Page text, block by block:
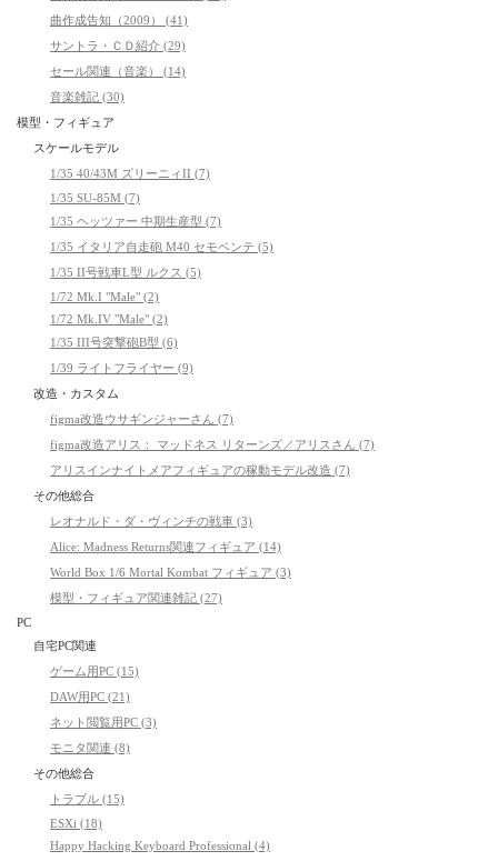
曲作成告知（2009） (41)
サントラ・ＣＤ紹介 (29)
セール関連（音楽） (14)
音楽雑記 (30)
模型・フィギュア
スケールモデル
1/35 40/43M ズリーニィII (7)
1/35 SU-85M (7)
1/35 ヘッツァー 中期生産型 (7)
1/35 イタリア自走砲 M40 セモベンテ (5)
1/35 II号戦車L型 ルクス (5)
1/72 Mk.I "Male" (2)
1/72 Mk.IV "Male" (2)
1/35 III号突撃砲B型 (6)
1/39 ライトフライヤー (9)
改造・カスタム
figma改造ウサギンジャーさん (7)
figma改造アリス： マッドネス リターンズ／アリスさん (7)
アリスインナイトメアフィギュアの稼動モデル改造 (7)
その他総合
レオナルド・ダ・ヴィンチの戦車 (3)
Alice: Madness Returns関連フィギュア (14)
World Box 1/6 Mortal Kombat フィギュア (3)
模型・フィギュア関連雑記 (27)
PC
自宅PC関連
ゲーム用PC (15)
DAW用PC (21)
ネット閲覧用PC (3)
モニタ関連 (8)
その他総合
トラブル (15)
ESXi (18)
Happy Hacking Keyboard Professional (4)